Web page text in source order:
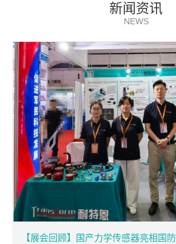
新闻资讯
NEWS
【展会回顾】国产力学传感器亮相国